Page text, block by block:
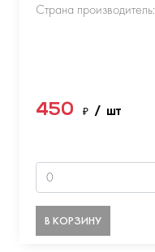
Страна производитель:
450 ₽ / шт
В КОРЗИНУ